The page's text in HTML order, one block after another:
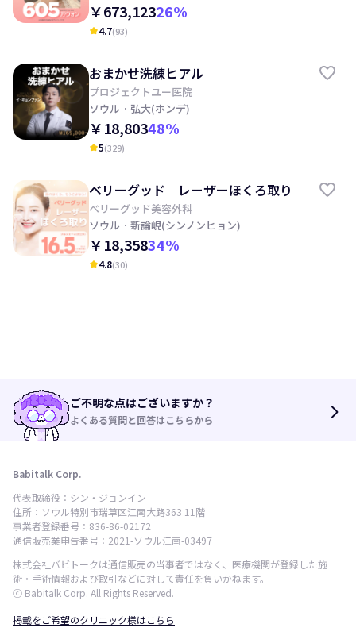
￥673,12326%
kid_star4.7(93)
おまかせ洗練ヒアル
プロジェクトユー医院
ソウル · 弘大(ホンデ)
￥18,80348%
kid_star5(329)
ベリーグッド レーザーほくろ取り
ベリーグッド美容外科
ソウル · 新論峴(シンノンヒョン)
￥18,35834%
kid_star4.8(30)
ご不明な点はございますか？
よくある質問と回答はこちらから arrow_forward_ios
Babitalk Corp.
代表取締役：シン・ジョンイン
住所：ソウル特別市瑞草区江南大路363 11階
事業者登録番号：836-86-02172
通信販売業申告番号：2021-ソウル江南-03497
株式会社バビトークは通信販売の当事者ではなく、医療機関が登録した施
術・手術情報および取引などに対して責任を負いかねます。
ⓒ Babitalk Corp. All Rights Reserved.
掲載をご希望のクリニック様はこちら